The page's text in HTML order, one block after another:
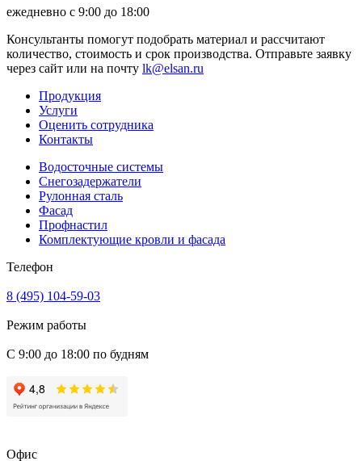
ежедневно с 9:00 до 18:00
Консультанты помогут подобрать материал и рассчитают
количество, стоимость и срок производства. Отправьте заявку
через сайт или на почту lk@elsan.ru
Продукция
Услуги
Оценить сотрудника
Контакты
Водосточные системы
Снегозадержатели
Рулонная сталь
Фасад
Профнастил
Комплектующие кровли и фасада
Телефон
8 (495) 104-59-03
Режим работы
С 9:00 до 18:00 по будням
Офис